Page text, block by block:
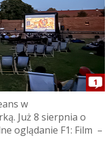
1
w
Już 8 sierpnia o
oglądanie F1: Film –